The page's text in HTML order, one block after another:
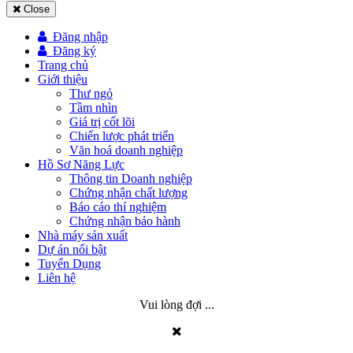
Close
Đăng nhập
Đăng ký
Trang chủ
Giới thiệu
Thư ngỏ
Tầm nhìn
Giá trị cốt lõi
Chiến lược phát triển
Văn hoá doanh nghiệp
Hồ Sơ Năng Lực
Thông tin Doanh nghiệp
Chứng nhận chất lượng
Báo cáo thí nghiệm
Chứng nhận bảo hành
Nhà máy sản xuất
Dự án nổi bật
Tuyển Dụng
Liên hệ
Vui lòng đợi ...